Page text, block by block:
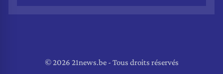
© 2026 21news.be - Tous droits réservés